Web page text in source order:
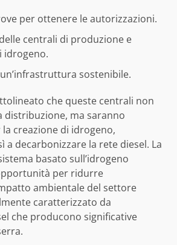
per ottenere le autorizzazioni.
centrali di produzione e
idrogeno.
sostenibile.
che queste centrali non
distribuzione, ma saranno
creazione di idrogeno,
a decarbonizzare la rete diesel. La
basato sull’idrogeno
per ridurre
ambientale del settore
caratterizzato da
che producono significative